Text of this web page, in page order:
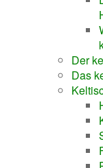
Der
Das